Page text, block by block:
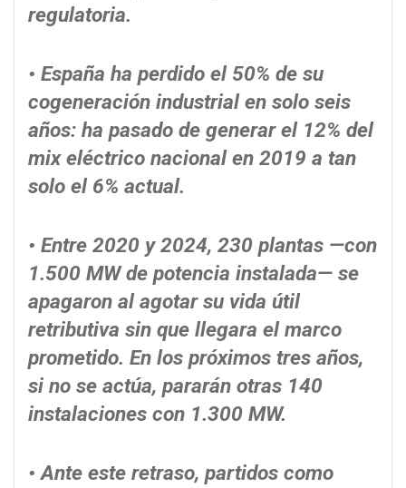
regulatoria.
• España ha perdido el 50% de su
cogeneración industrial en solo seis
años: ha pasado de generar el 12% del
mix eléctrico nacional en 2019 a tan
solo el 6% actual.
• Entre 2020 y 2024, 230 plantas —con
1.500 MW de potencia instalada— se
apagaron al agotar su vida útil
retributiva sin que llegara el marco
prometido. En los próximos tres años,
si no se actúa, pararán otras 140
instalaciones con 1.300 MW.
• Ante este retraso, partidos como